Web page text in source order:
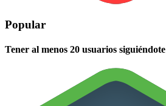
Popular
Tener al menos 20 usuarios siguiéndote